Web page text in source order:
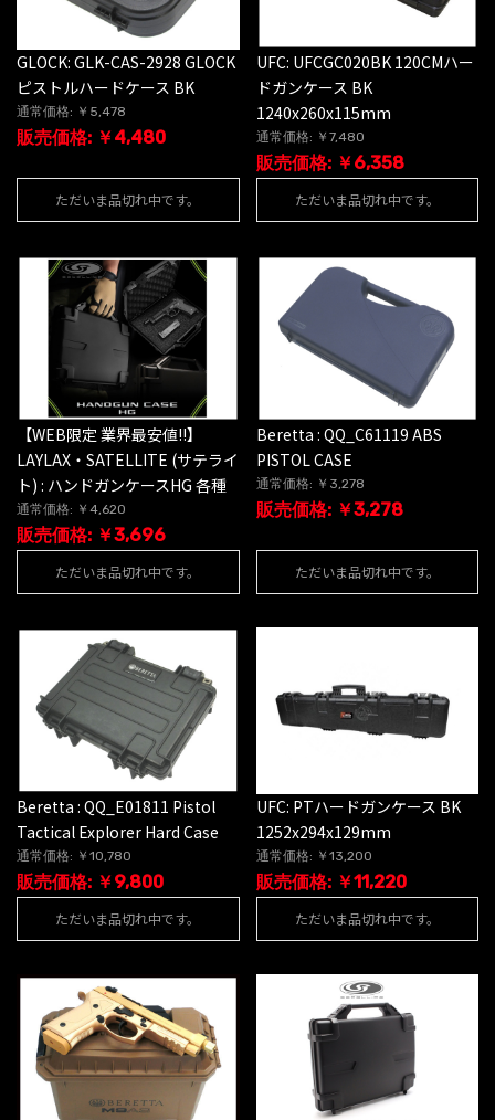
GLOCK: GLK-CAS-2928 GLOCK
ピストルハードケース BK
通常価格: ￥5,478
販売価格: ￥4,480
ただいま品切れ中です。
UFC: UFCGC020BK 120CMハー
ドガンケース BK
1240x260x115mm
通常価格: ￥7,480
販売価格: ￥6,358
ただいま品切れ中です。
【WEB限定 業界最安値!!】
LAYLAX・SATELLITE (サテライ
ト) : ハンドガンケースHG 各種
通常価格: ￥4,620
販売価格: ￥3,696
ただいま品切れ中です。
Beretta : QQ_C61119 ABS
PISTOL CASE
通常価格: ￥3,278
販売価格: ￥3,278
ただいま品切れ中です。
Beretta : QQ_E01811 Pistol
Tactical Explorer Hard Case
通常価格: ￥10,780
販売価格: ￥9,800
ただいま品切れ中です。
UFC: PTハードガンケース BK
1252x294x129mm
通常価格: ￥13,200
販売価格: ￥11,220
ただいま品切れ中です。